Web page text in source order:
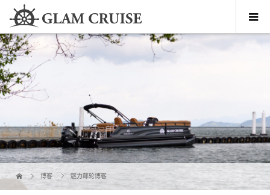
博客 魅力邮轮博客